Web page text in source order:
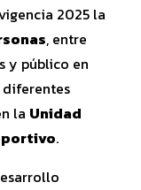
2025 la
, entre
y público en
la Unidad
.